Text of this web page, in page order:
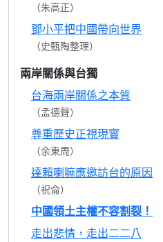
（朱高正）
鄧小平把中國帶向世界
（史甄陶整理）
兩岸關係與台獨
台海兩岸關係之本質
（孟德聲）
尊重歷史正視現實
（余東周）
達賴喇嘛應邀訪台的原因
（祝侖）
中國領土主權不容割裂！
走出悲情，走出二二八